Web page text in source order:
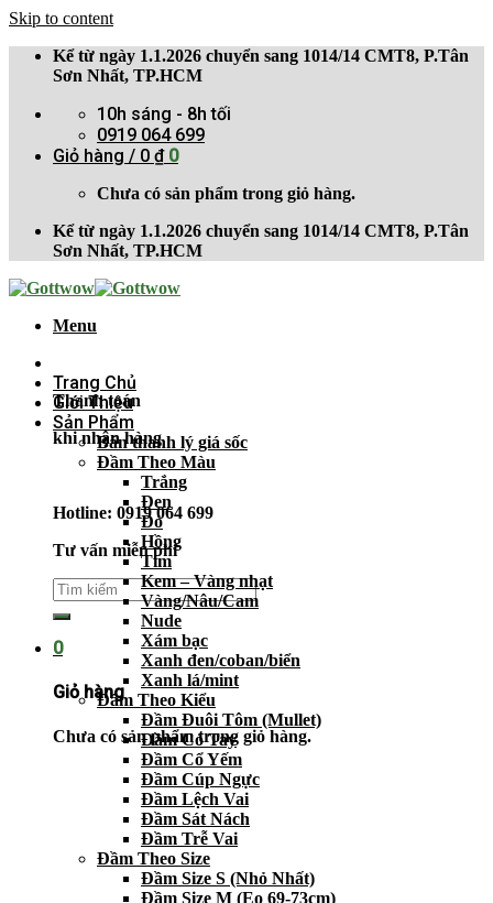
Skip to content
Kể từ ngày 1.1.2026 chuyển sang 1014/14 CMT8, P.Tân
Sơn Nhất, TP.HCM
10h sáng - 8h tối
0919 064 699
Giỏ hàng / 0 ₫ 0
Chưa có sản phẩm trong giỏ hàng.
Kể từ ngày 1.1.2026 chuyển sang 1014/14 CMT8, P.Tân
Sơn Nhất, TP.HCM
Menu
Thanh toán
khi nhận hàng
Hotline: 0919 064 699
Tư vấn miễn phí
0
Giỏ hàng
Chưa có sản phẩm trong giỏ hàng.
Trang Chủ
Giới Thiệu
Sản Phẩm
Bán thanh lý giá sốc
Đầm Theo Màu
Trắng
Đen
Đỏ
Hồng
Tím
Kem – Vàng nhạt
Vàng/Nâu/Cam
Nude
Xám bạc
Xanh đen/coban/biển
Xanh lá/mint
Đầm Theo Kiểu
Đầm Đuôi Tôm (Mullet)
Đầm Có Tay
Đầm Cổ Yếm
Đầm Cúp Ngực
Đầm Lệch Vai
Đầm Sát Nách
Đầm Trễ Vai
Đầm Theo Size
Đầm Size S (Nhỏ Nhất)
Đầm Size M (Eo 69-73cm)